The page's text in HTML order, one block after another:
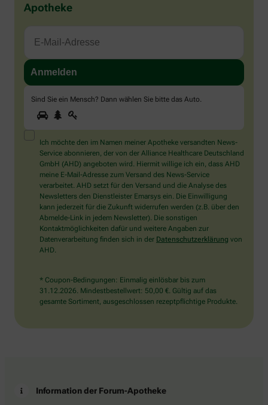
Apotheke
Sind Sie ein Mensch? Dann wählen Sie bitte das Auto
Sie
ein
Mensch?
Dann
wählen
Sie
bitte
das
Auto.
1 2
Ich möchte den im Namen meiner Apotheke versandten News-
Service abonnieren, der von der Alliance Healthcare Deutschland
GmbH (AHD) angeboten wird. Hiermit willige ich ein, dass AHD
meine E-Mail-Adresse zum Versand des News-Service
verarbeitet. AHD setzt für den Versand und die Analyse des
Newsletters den Dienstleister Emarsys ein. Die Einwilligung
kann jederzeit für die Zukunft widerrufen werden (z.B. über den
Abmelde-Link in jedem Newsletter). Die sonstigen
Kontaktmöglichkeiten dafür und weitere Angaben zur
Datenverarbeitung finden sich in der Datenschutzerklärung von
AHD.
* Coupon-Bedingungen: Einmalig einlösbar bis zum
31.12.2026. Mindestbestellwert: 50,00 €. Gültig auf das
gesamte Sortiment, ausgeschlossen rezeptpflichtige Produkte.
Information der Forum-Apotheke